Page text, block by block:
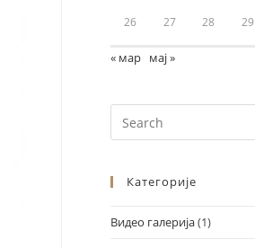
26 27 28 29
« мар мај »
Категорије
Видео галерија(1)